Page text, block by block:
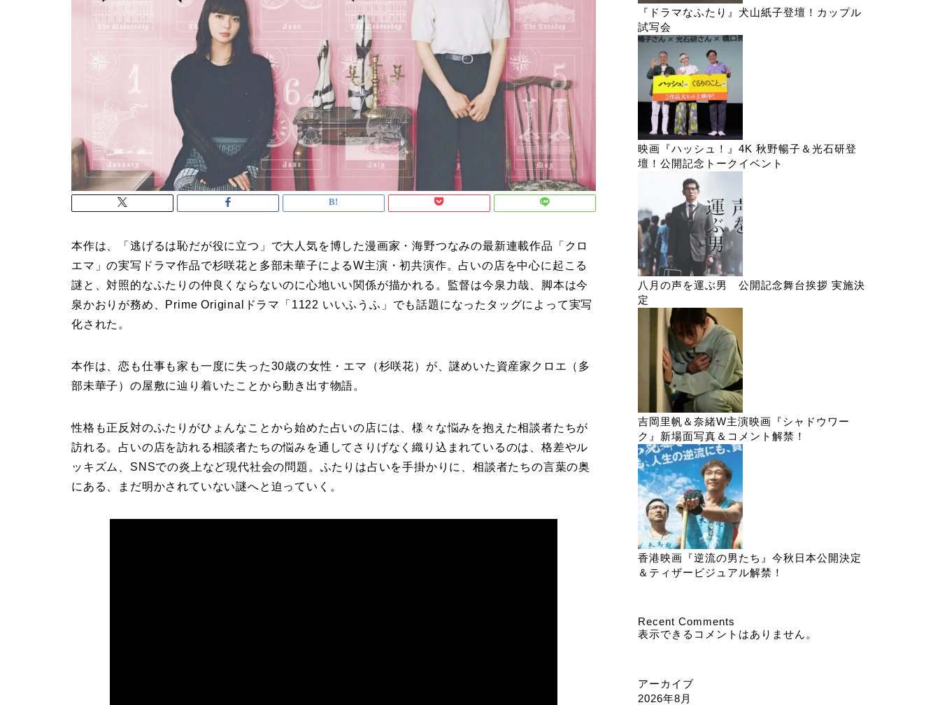
本作は、「逃げるは恥だが役に立つ」で大人気を博した漫画家・海野つなみの最新連載作品「クロ
エマ」の実写ドラマ作品で杉咲花と多部未華子によるW主演・初共演作。占いの店を中心に起こる
謎と、対照的なふたりの仲良くならないのに心地いい関係が描かれる。監督は今泉力哉、脚本は今
泉かおりが務め、Prime Originalドラマ「1122 いいふうふ」でも話題になったタッグによって実写
化された。
本作は、恋も仕事も家も一度に失った30歳の女性・エマ（杉咲花）が、謎めいた資産家クロエ（多
部未華子）の屋敷に辿り着いたことから動き出す物語。
性格も正反対のふたりがひょんなことから始めた占いの店には、様々な悩みを抱えた相談者たちが
訪れる。占いの店を訪れる相談者たちの悩みを通してさりげなく織り込まれているのは、格差やル
ッキズム、SNSでの炎上など現代社会の問題。ふたりは占いを手掛かりに、相談者たちの言葉の奥
にある、まだ明かされていない謎へと迫っていく。
『ドラマなふたり』犬山紙子登壇！カップル
試写会
映画『ハッシュ！』4K 秋野暢子＆光石研登
壇！公開記念トークイベント
八月の声を運ぶ男 公開記念舞台挨拶 実施決
定
吉岡里帆＆奈緒W主演映画『シャドウワー
ク』新場面写真＆コメント解禁！
香港映画『逆流の男たち』今秋日本公開決定
＆ティザービジュアル解禁！
Recent Comments
表示できるコメントはありません。
アーカイブ
2026年8月